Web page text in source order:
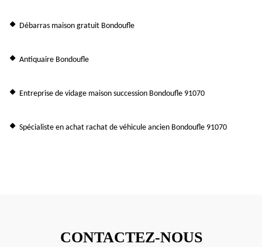
Débarras maison gratuit Bondoufle
Antiquaire Bondoufle
Entreprise de vidage maison succession Bondoufle 91070
Spécialiste en achat rachat de véhicule ancien Bondoufle 91070
CONTACTEZ-NOUS